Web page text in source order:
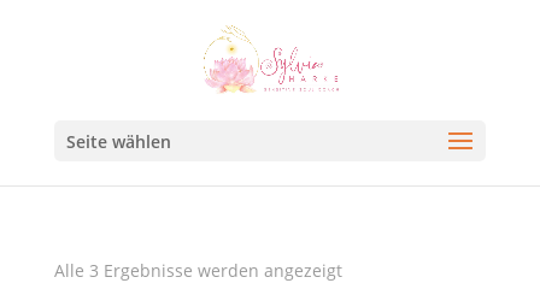
Seite wählen
Alle 3 Ergebnisse werden angezeigt